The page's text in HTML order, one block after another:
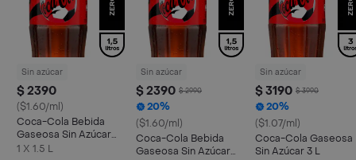
Sin azúcar
$ 2390
($1.60/ml)
Coca-Cola Bebida
Gaseosa Sin Azúcar
1.5 L
1 X 1.5 L
Sin azúcar
$ 2390 $ 2990
20%
($1.60/ml)
Coca-Cola Bebida
Gaseosa Sin Azúcar
Sin azúcar
$ 3190 $ 3990
20%
($1.07/ml)
Coca-Cola Gaseosa
Sin Azúcar 3 L